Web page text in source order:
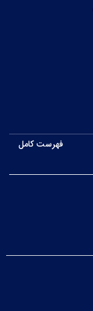
فهرست کامل